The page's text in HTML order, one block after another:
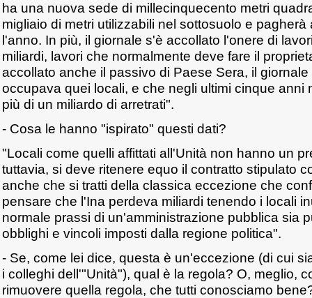
ha una nuova sede di millecinquecento metri
migliaio di metri utilizzabili nel sottosuolo e
l'anno. In più, il giornale s'è accollato l'onere di
miliardi, lavori che normalmente deve fare il
accollato anche il passivo di Paese Sera, il
occupava quei locali, e che negli ultimi cinque anni
più di un miliardo di arretrati".
- Cosa le hanno "ispirato" questi dati?
"Locali come quelli affittati all'Unità non hanno un
tuttavia, si deve ritenere equo il contratto stipulato
anche che si tratti della classica eccezione che
pensare che l'Ina perdeva miliardi tenendo i locali
normale prassi di un'amministrazione pubblica sia
obblighi e vincoli imposti dalla regione politica".
- Se, come lei dice, questa è un'eccezione (di cui
i colleghi dell'"Unità"), qual è la regola? O, meglio,
rimuovere quella regola, che tutti conosciamo